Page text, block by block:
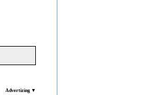
Advertizing ▼